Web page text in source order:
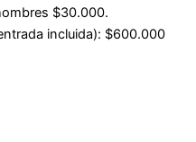
$30.000.
incluida): $600.000